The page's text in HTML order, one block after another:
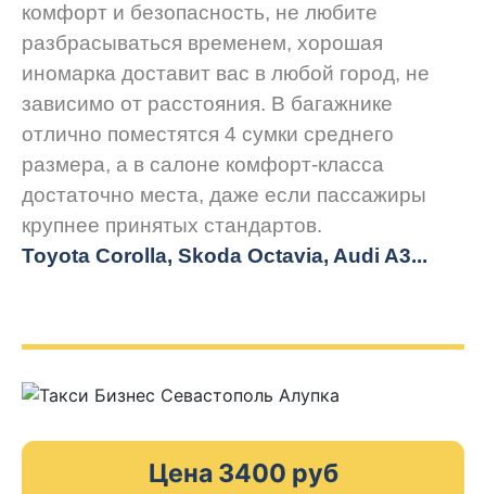
комфорт и безопасность, не любите
разбрасываться временем, хорошая
иномарка доставит вас в любой город, не
зависимо от расстояния. В багажнике
отлично поместятся 4 сумки среднего
размера, а в салоне комфорт-класса
достаточно места, даже если пассажиры
крупнее принятых стандартов.
Toyota Corolla, Skoda Octavia, Audi A3...
Цена 3400 руб